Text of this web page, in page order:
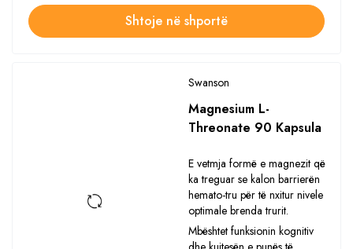
Shtoje në shportë
Swanson
Magnesium L-
Threonate 90 Kapsula
E vetmja formë e magnezit që
ka treguar se kalon barrierën
hemato-tru për të nxitur nivele
optimale brenda trurit.
Mbështet funksionin kognitiv